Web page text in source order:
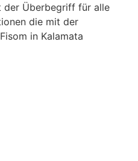
der Überbegriff für alle
die mit der
in Kalamata